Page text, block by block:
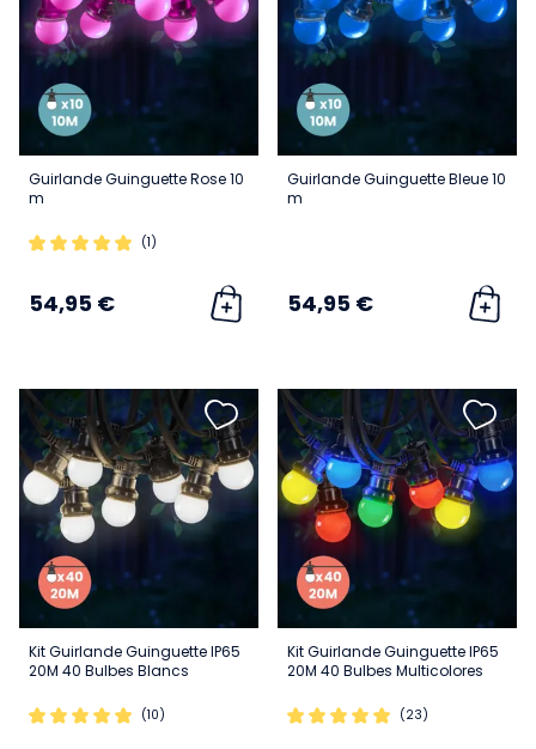
Guirlande Guinguette Rose 10
m
(1)
54,95 €
Guirlande Guinguette Bleue 10
m
54,95 €
Kit Guirlande Guinguette IP65
20M 40 Bulbes Blancs
(10)
Kit Guirlande Guinguette IP65
20M 40 Bulbes Multicolores
(23)